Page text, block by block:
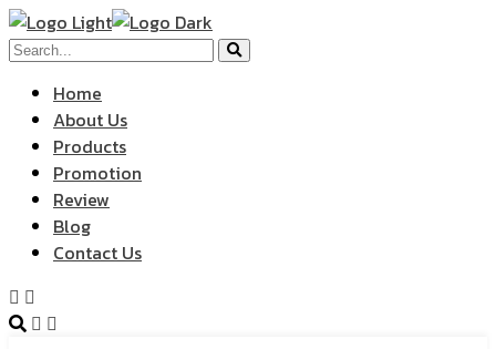
Home
About Us
Products
Promotion
Review
Blog
Contact Us